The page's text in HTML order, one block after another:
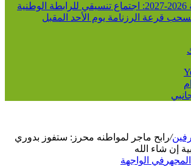
الرابطة الثانية 2026-2027: اجتماع تنسيقي للرابطة الوطنية
قرعة الرزنامة يوم الأحد المقبل
/رابح ماجر لمواطنه محرز: ستفوز بدوري
إن شاء الله
في الواجهة